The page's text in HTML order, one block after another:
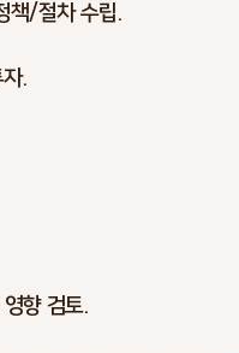
책/절차 수립.
.
향 검토.